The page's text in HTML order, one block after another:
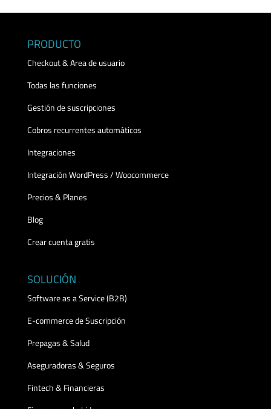
PRODUCTO
Checkout & Area de usuario
Todas las funciones
Gestión de suscripciones
Cobros recurrentes automáticos
Integraciones
Integración WordPress / Woocommerce
Precios & Planes
Blog
Crear cuenta gratis
SOLUCIÓN
Software as a Service (B2B)
E-commerce de Suscripción
Prepagas & Salud
Aseguradoras & Seguros
Fintech & Financieras